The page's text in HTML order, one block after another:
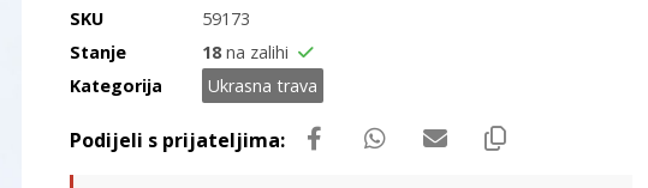
SKU
59173
Stanje
18na zalihi
Kategorija
Ukrasna trava